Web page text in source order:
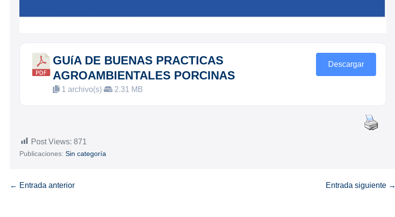
GUíA DE BUENAS PRACTICAS
AGROAMBIENTALES PORCINAS
1 archivo(s) 2.31 MB
Descargar
Post Views: 871
Publicaciones: Sin categoría
← Entrada anterior Entrada siguiente →